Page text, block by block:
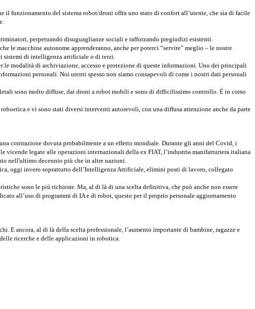
funzionamento del sistema robot/droni offra uno stato di confort all’utente, che sia di facile
perpetuando disuguaglianze sociali e rafforzando pregiudizi esistenti.
le macchine autonome apprenderanno, anche per poterci “servire” meglio – le nostre
sistemi di intelligenza artificiale o di terzi.
le modalità di archiviazione, accesso e protezione di queste informazioni. Uno dei principali
personali. Noi utenti spesso non siamo consapevoli di come i nostri dati personali
sono molto diffuse, dai droni a robot mobili e sono di difficilissimo controllo. È in corso
e vi sono stati diversi interventi autorevoli, con una diffusa attenzione anche da parte
contrazione dovuta probabilmente a un effetto mondiale. Durante gli anni del Covid, i
vicende legate alle operazioni internazionali della ex FIAT, l’industria manifatturiera italiana
nell'ultimo decennio più che in altre nazioni.
oggi invero soprattutto dell’Intelligenza Artificiale, elimini posti di lavoro, collegato
sono le più richieste. Ma, al di là di una scelta definitiva, che può anche non essere
all’uso di programmi di IA e di robot, questo per il proprio personale aggiornamento
E ancora, al di là della scelta professionale, l’aumento importante di bambine, ragazze e
ricerche e delle applicazioni in robotica.